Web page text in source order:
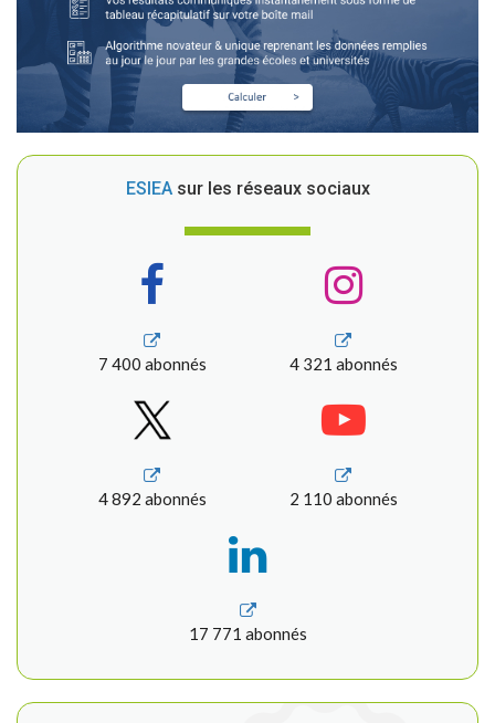
ESIEA sur les réseaux sociaux
7 400 abonnés 4 321 abonnés
4 892 abonnés 2 110 abonnés
17 771 abonnés